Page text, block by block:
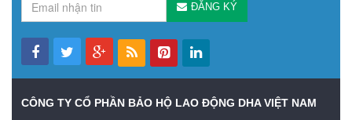
ĐĂNG KÝ
CÔNG TY CỔ PHẦN BẢO HỘ LAO ĐỘNG DHA VIỆT NAM